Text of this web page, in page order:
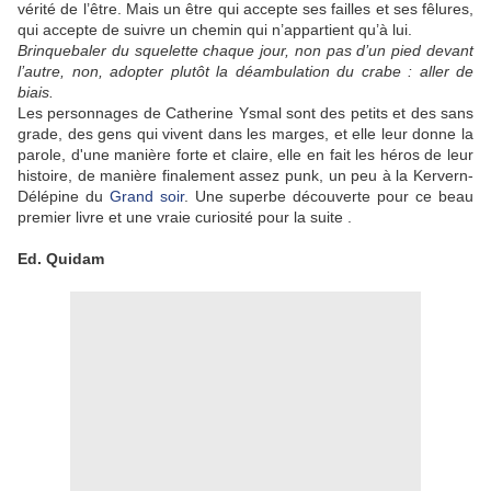
vérité de l’être. Mais un être qui accepte ses failles et ses fêlures,
qui accepte de suivre un chemin qui n’appartient qu’à lui.
Brinquebaler du squelette chaque jour, non pas d’un pied devant
l’autre, non, adopter plutôt la déambulation du crabe : aller de
biais.
Les personnages de Catherine Ysmal sont des petits et des sans
grade, des gens qui vivent dans les marges, et elle leur donne la
parole, d'une manière forte et claire, elle en fait les héros de leur
histoire, de manière finalement assez punk, un peu à la Kervern-
Délépine du Grand soir. Une superbe découverte pour ce beau
premier livre et une vraie curiosité pour la suite .
Ed. Quidam